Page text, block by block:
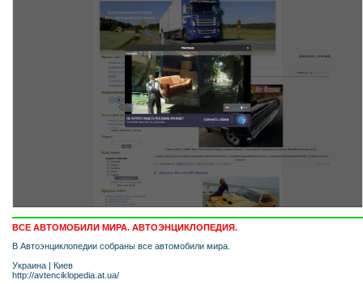
ВСЕ АВТОМОБИЛИ МИРА. АВТОЭНЦИКЛОПЕДИЯ.
В Автоэнциклопедии собраны все автомобили мира.
Украина | Киев
http://avtenciklopedia.at.ua/